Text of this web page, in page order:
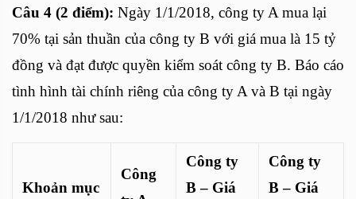
Câu 4 (2 điểm): Ngày 1/1/2018, công ty A mua lại
70% tại sản thuần của công ty B với giá mua là 15 tỷ
đồng và đạt được quyền kiểm soát công ty B. Báo cáo
tình hình tài chính riêng của công ty A và B tại ngày
1/1/2018 như sau:
Khoản mục
Công
Công ty
B – Giá
Công ty
B – Giá